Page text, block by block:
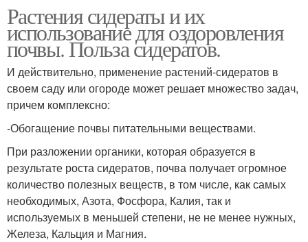
Растения сидераты и их
использование для оздоровления
почвы. Польза сидератов.
И действительно, применение растений-сидератов в
своем саду или огороде может решает множество задач,
причем комплексно:
-Обогащение почвы питательными веществами.
При разложении органики, которая образуется в
результате роста сидератов, почва получает огромное
количество полезных веществ, в том числе, как самых
необходимых, Азота, Фосфора, Калия, так и
используемых в меньшей степени, не не менее нужных,
Железа, Кальция и Магния.